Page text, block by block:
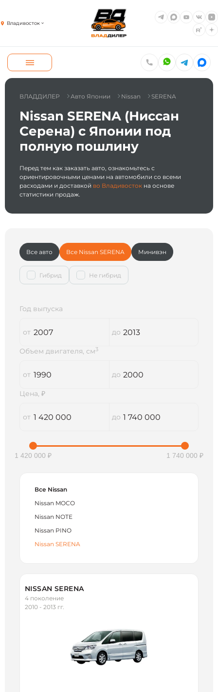
Владивосток
ВЛАДДИЛЕР Авто Японии Nissan SERENA
Nissan SERENA (Ниссан
Серена) с Японии под
полную пошлину
Перед тем как заказать авто, ознакомьтесь с
ориентировочными ценами на автомобили со всеми
расходами и доставкой во Владивосток на основе
статистики продаж.
Все авто Все Nissan SERENA Минивэн
Гибрид Не гибрид
Год выпуска
Объем двигателя, см3
Цена, ₽
1 420 000 ₽ 1 740 000 ₽
Все Nissan
Nissan MOCO
Nissan NOTE
Nissan PINO
Nissan SERENA
NISSAN SERENA
4 поколение
2010 - 2013 гг.